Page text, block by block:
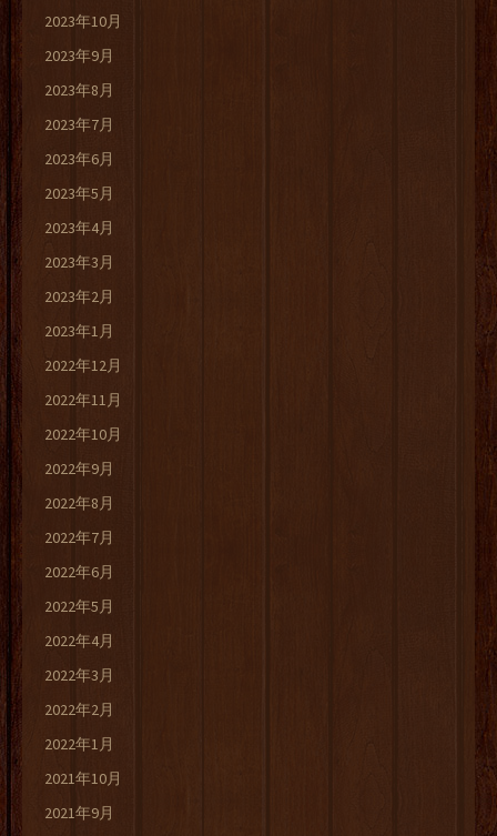
2023年10月
2023年9月
2023年8月
2023年7月
2023年6月
2023年5月
2023年4月
2023年3月
2023年2月
2023年1月
2022年12月
2022年11月
2022年10月
2022年9月
2022年8月
2022年7月
2022年6月
2022年5月
2022年4月
2022年3月
2022年2月
2022年1月
2021年10月
2021年9月